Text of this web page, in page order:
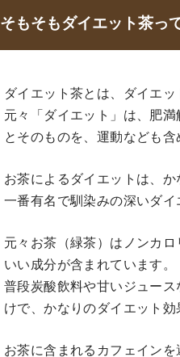
そもそもダイエット茶っ
ダイエット茶とは、ダイエ
元々「ダイエット」は、肥
とそのものを、運動なども
お茶によるダイエットは、か
一番有名で馴染みの深いダイ
元々お茶（緑茶）はノンカ
いい成分が含まれています。
普段炭酸飲料や甘いジュー
けで、かなりのダイエット効
お茶に含まれるカフェイン